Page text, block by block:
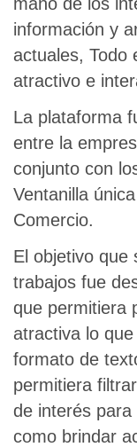
información y
actuales, Todo
atractivo e
La plataforma
entre la
conjunto con
Ventanilla
Comercio.
El objetivo que
trabajos fue
que permitiera
atractiva lo
formato de
permitiera
de interés
como brindar